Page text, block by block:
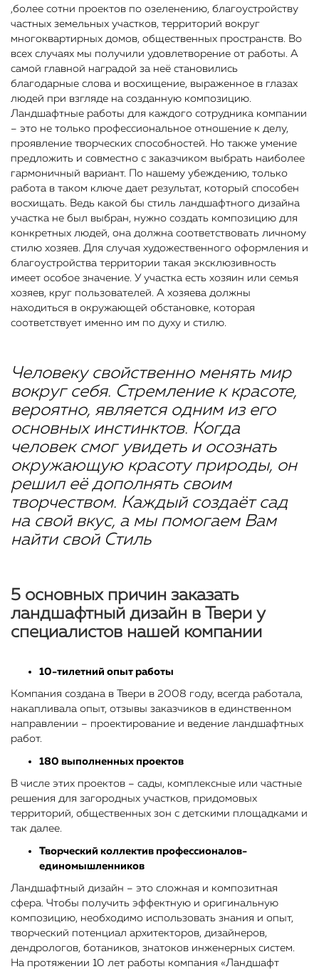
,более сотни проектов по озеленению, благоустройству
частных земельных участков, территорий вокруг
многоквартирных домов, общественных пространств. Во
всех случаях мы получили удовлетворение от работы. А
самой главной наградой за неё становились
благодарные слова и восхищение, выраженное в глазах
людей при взгляде на созданную композицию.
Ландшафтные работы для каждого сотрудника компании
– это не только профессиональное отношение к делу,
проявление творческих способностей. Но также умение
предложить и совместно с заказчиком выбрать наиболее
гармоничный вариант. По нашему убеждению, только
работа в таком ключе дает результат, который способен
восхищать. Ведь какой бы стиль ландшафтного дизайна
участка не был выбран, нужно создать композицию для
конкретных людей, она должна соответствовать личному
стилю хозяев. Для случая художественного оформления и
благоустройства территории такая эксклюзивность
имеет особое значение. У участка есть хозяин или семья
хозяев, круг пользователей. А хозяева должны
находиться в окружающей обстановке, которая
соответствует именно им по духу и стилю.
Человеку свойственно менять мир
вокруг себя. Стремление к красоте,
вероятно, является одним из его
основных инстинктов. Когда
человек смог увидеть и осознать
окружающую красоту природы, он
решил её дополнять своим
творчеством. Каждый создаёт сад
на свой вкус, а мы помогаем Вам
найти свой Стиль
5 основных причин заказать
ландшафтный дизайн в Твери у
специалистов нашей компании
10-тилетний опыт работы
Компания создана в Твери в 2008 году, всегда работала,
накапливала опыт, отзывы заказчиков в единственном
направлении – проектирование и ведение ландшафтных
работ.
180 выполненных проектов
В числе этих проектов – сады, комплексные или частные
решения для загородных участков, придомовых
территорий, общественных зон с детскими площадками и
так далее.
Творческий коллектив профессионалов-
единомышленников
Ландшафтный дизайн – это сложная и композитная
сфера. Чтобы получить эффектную и оригинальную
композицию, необходимо использовать знания и опыт,
творческий потенциал архитекторов, дизайнеров,
дендрологов, ботаников, знатоков инженерных систем.
На протяжении 10 лет работы компания «Ландшафт